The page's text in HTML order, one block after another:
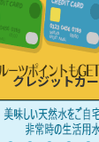
クレジットカ